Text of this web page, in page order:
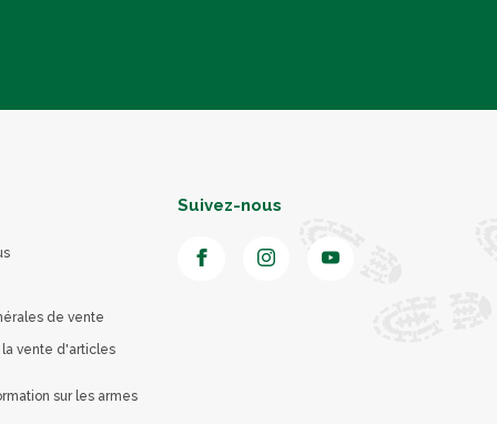
de vente
la vente d'articles
sur les armes
Suivez-nous